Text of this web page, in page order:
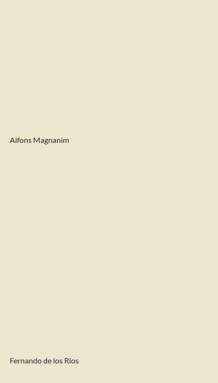
Alfons Magnanim
Fernando de los Rios